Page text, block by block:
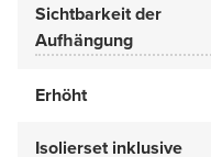
Sichtbarkeit der
Aufhängung
Erhöht
Isolierset inklusive